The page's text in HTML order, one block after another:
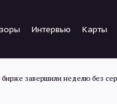
Интервью Карты
завершили неделю без